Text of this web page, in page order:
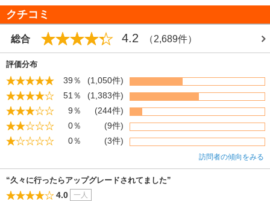
クチコミ
総合 4.2 （2,689件）
評価分布
39％
(1,050件)
51％
(1,383件)
9％
(244件)
0％
(9件)
0％
(3件)
訪問者の傾向をみる
“久々に行ったらアップグレードされてました”
4.0 一人